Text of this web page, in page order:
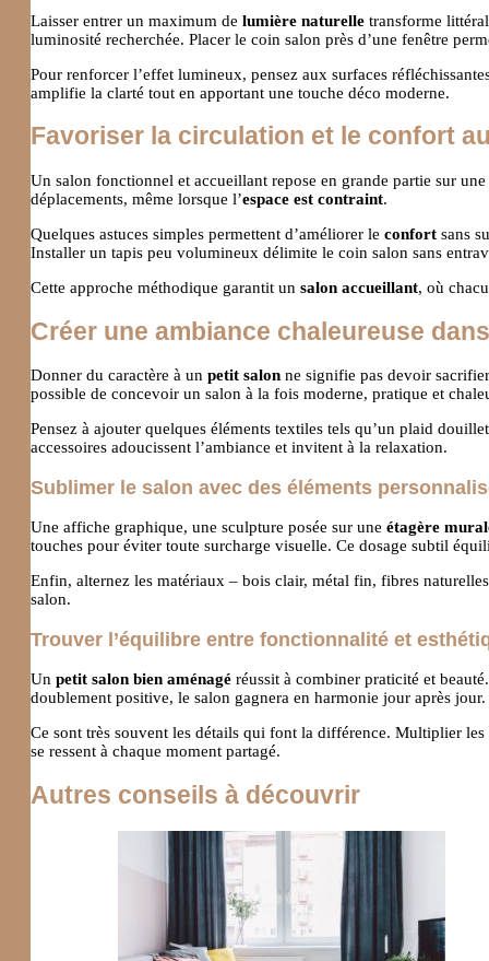
Laisser entrer un maximum de lumière naturelle transforme
luminosité recherchée. Placer le coin salon près d’une fenêtre
Pour renforcer l’effet lumineux, pensez aux surfaces
amplifie la clarté tout en apportant une touche déco moderne.
Favoriser la circulation et le confort
Un salon fonctionnel et accueillant repose en grande partie sur une
déplacements, même lorsque l’espace est contraint.
Quelques astuces simples permettent d’améliorer le confort sans
Installer un tapis peu volumineux délimite le coin salon sans
Cette approche méthodique garantit un salon accueillant, où
Créer une ambiance chaleureuse
Donner du caractère à un petit salon ne signifie pas devoir
possible de concevoir un salon à la fois moderne, pratique et
Pensez à ajouter quelques éléments textiles tels qu’un plaid
accessoires adoucissent l’ambiance et invitent à la relaxation.
Sublimer le salon avec des éléments
Une affiche graphique, une sculpture posée sur une étagère
touches pour éviter toute surcharge visuelle. Ce dosage subtil
Enfin, alternez les matériaux – bois clair, métal fin, fibres
salon.
Trouver l’équilibre entre fonctionnalité et
Un petit salon bien aménagé réussit à combiner praticité et
doublement positive, le salon gagnera en harmonie jour après jour.
Ce sont très souvent les détails qui font la différence. Multiplier les
se ressent à chaque moment partagé.
Autres conseils à découvrir